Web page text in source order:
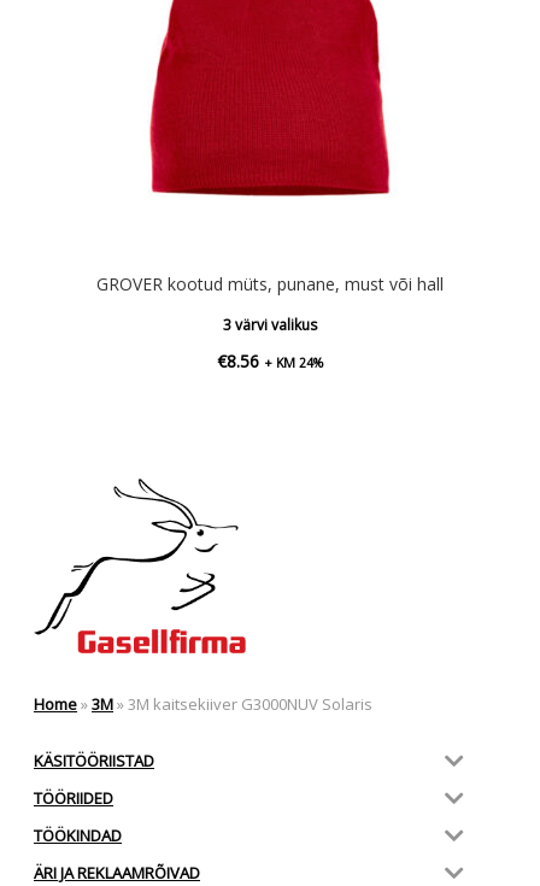
GROVER kootud müts, punane, must või hall
3 värvi valikus
€8.56 + KM 24%
Home»3M»3M kaitsekiiver G3000NUV Solaris
KÄSITÖÖRIISTAD
TÖÖRIIDED
TÖÖKINDAD
ÄRI JA REKLAAMRÕIVAD